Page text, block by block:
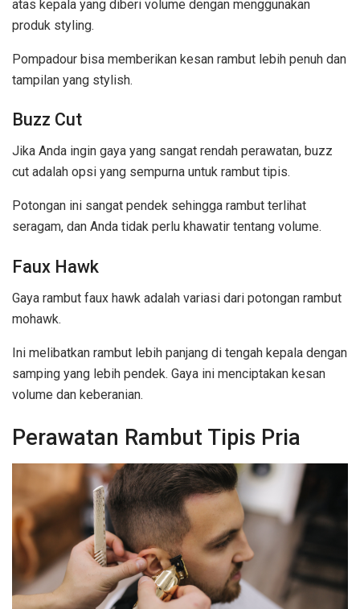
atas kepala yang diberi volume dengan menggunakan
produk styling.
Pompadour bisa memberikan kesan rambut lebih penuh dan
tampilan yang stylish.
Buzz Cut
Jika Anda ingin gaya yang sangat rendah perawatan, buzz
cut adalah opsi yang sempurna untuk rambut tipis.
Potongan ini sangat pendek sehingga rambut terlihat
seragam, dan Anda tidak perlu khawatir tentang volume.
Faux Hawk
Gaya rambut faux hawk adalah variasi dari potongan rambut
mohawk.
Ini melibatkan rambut lebih panjang di tengah kepala dengan
samping yang lebih pendek. Gaya ini menciptakan kesan
volume dan keberanian.
Perawatan Rambut Tipis Pria